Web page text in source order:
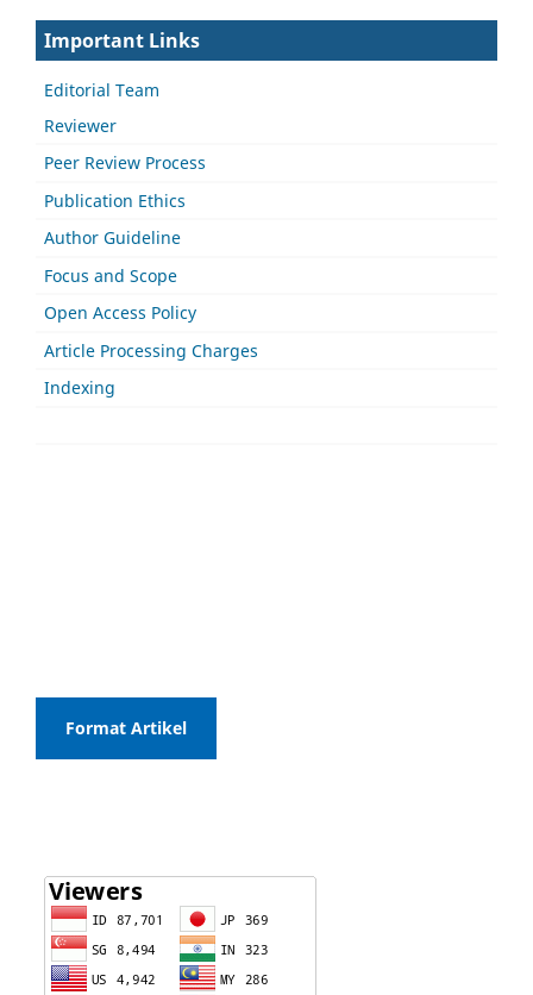
Important Links
Editorial Team
Reviewer
Peer Review Process
Publication Ethics
Author Guideline
Focus and Scope
Open Access Policy
Article Processing Charges
Indexing
Format Artikel